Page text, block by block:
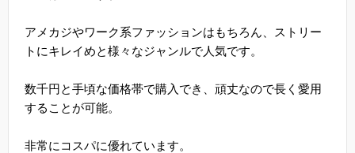
アメカジやワーク系ファッションはもちろん、ストリー
トにキレイめと様々なジャンルで人気です。
数千円と手頃な価格帯で購入でき、頑丈なので長く愛用
することが可能。
非常にコスパに優れています。